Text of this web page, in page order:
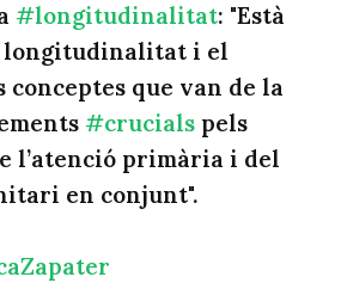
#longitudinalitat: "Està
longitudinalitat i el
conceptes que van de la
#crucials pels
l’atenció primària i del
en conjunt".